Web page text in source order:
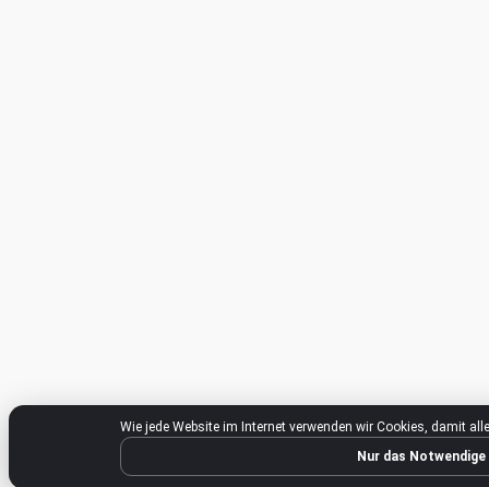
Wie jede Website im Internet verwenden wir Cookies, damit
Nur das Notwendige